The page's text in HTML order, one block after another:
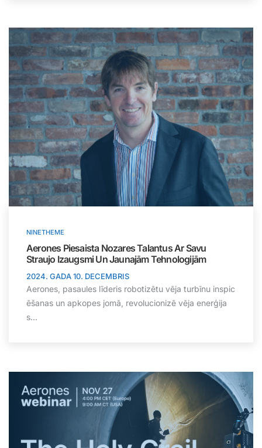
NINETHEME
Aerones Piesaista Nozares Talantus Ar Savu
Straujo Izaugsmi Un Jaunajām Tehnologijām
2024. GADA 10. DECEMBRIS
Aerones, pasaules līderis robotizētu vēja turbīnu inspic
ēšanas un apkopes jomā, revolucionizē vēja enerģija
s...